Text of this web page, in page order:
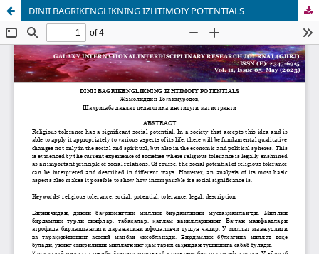
DINII BAGRIKENGLIKNING IZHTIMOIY POTENTIALS